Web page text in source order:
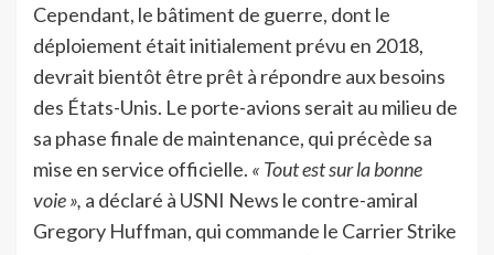
Cependant, le bâtiment de guerre, dont le
déploiement était initialement prévu en 2018,
devrait bientôt être prêt à répondre aux besoins
des États-Unis. Le porte-avions serait au milieu de
sa phase finale de maintenance, qui précède sa
mise en service officielle. « Tout est sur la bonne
voie », a déclaré à USNI News le contre-amiral
Gregory Huffman, qui commande le Carrier Strike